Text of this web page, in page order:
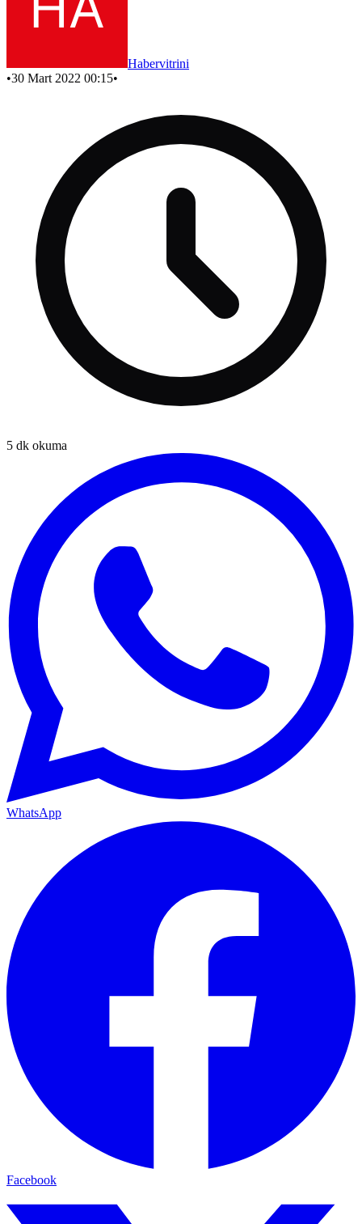
Habervitrini
•30 Mart 2022 00:15•
5 dk okuma
WhatsApp
Facebook